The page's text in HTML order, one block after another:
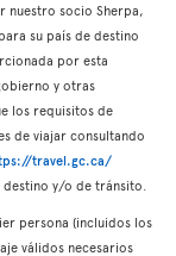
nuestro socio Sherpa,
su país de destino
por esta
y otras
los requisitos de
de viajar consultando
travel.gc.ca/
destino y/o de tránsito.
persona (incluidos los
válidos necesarios